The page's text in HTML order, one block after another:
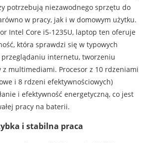
potrzebują niezawodnego sprzętu do
w pracy, jak i w domowym użytku.
Intel Core i5-1235U, laptop ten oferuje
która sprawdzi się w typowych
internetu, tworzeniu
multimediami. Procesor z 10 rdzeniami
i 8 rdzeni efektywnościowych)
i efektywność energetyczną, co jest
pracy na baterii.
i stabilna praca